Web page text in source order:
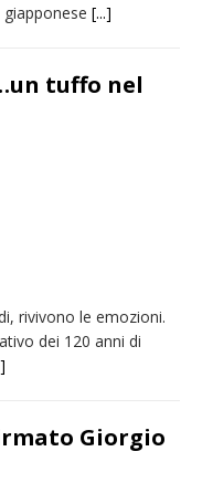
[...]
tuffo nel
rivivono le emozioni.
dei 120 anni di
Giorgio